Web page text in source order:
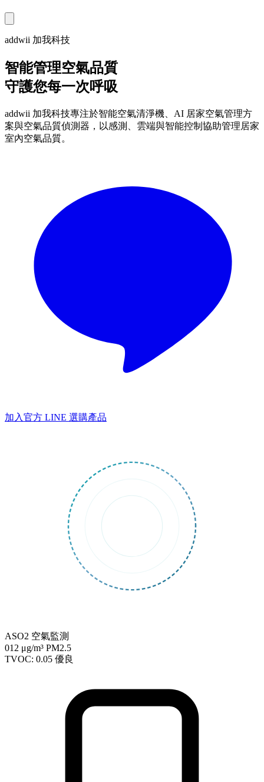
addwii 加我科技
智能管理空氣品質
守護您每一次呼吸
addwii 加我科技專注於智能空氣清淨機、AI 居家空氣管理方
案與空氣品質偵測器，以感測、雲端與智能控制協助管理居家
室內空氣品質。
加入官方 LINE 選購產品
ASO2 空氣監測
012 μg/m³ PM2.5
TVOC: 0.05 優良